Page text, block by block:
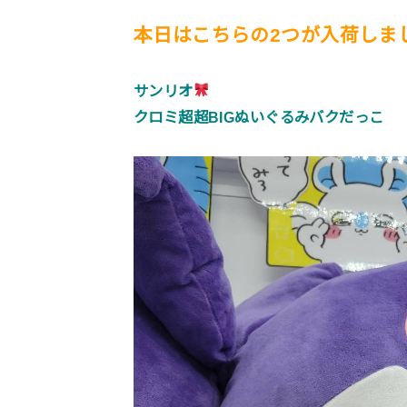
本日はこちらの2つが入荷しま
サンリオ
クロミ超超BIGぬいぐるみバクだっこ